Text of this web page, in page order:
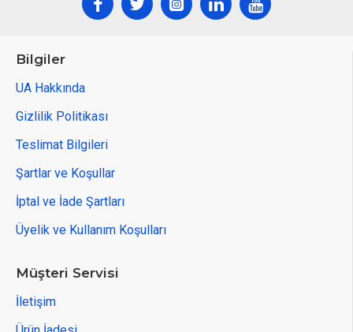
Bilgiler
UA Hakkında
Gizlilik Politikası
Teslimat Bilgileri
Şartlar ve Koşullar
İptal ve İade Şartları
Üyelik ve Kullanım Koşulları
Müşteri Servisi
İletişim